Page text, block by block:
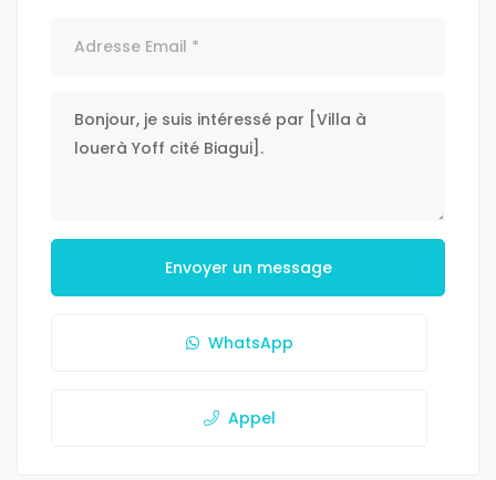
Envoyer un message
WhatsApp
Appel